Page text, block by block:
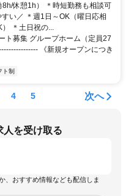
休憩1h） ＊時短勤務も相談可
い／ ＊週1日～OK（曜日応相
＊土日祝の...
ト募集 グループホーム（定員27
《新規オープンにつき
ト制
4 5 次へ
人を受け取る
、おすすめ情報なども配信しま